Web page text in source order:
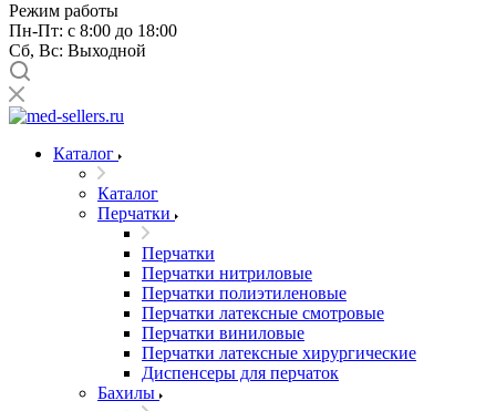
Режим работы
Пн-Пт: с 8:00 до 18:00
Сб, Вс: Выходной
Каталог
Каталог
Перчатки
Перчатки
Перчатки нитриловые
Перчатки полиэтиленовые
Перчатки латексные смотровые
Перчатки виниловые
Перчатки латексные хирургические
Диспенсеры для перчаток
Бахилы